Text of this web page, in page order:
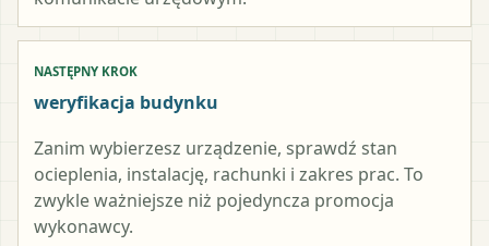
NASTĘPNY KROK
weryfikacja budynku
Zanim wybierzesz urządzenie, sprawdź stan
ocieplenia, instalację, rachunki i zakres prac. To
zwykle ważniejsze niż pojedyncza promocja
wykonawcy.